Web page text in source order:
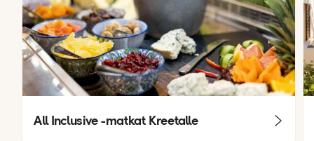
All Inclusive -matkat Kreetalle